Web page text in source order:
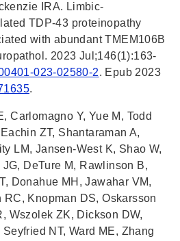
IRA. Limbic-
TDP-43 proteinopathy
with abundant TMEM106B
2023 Jul;146(1):163-
023-02580-2. Epub 2023
.
Carlomagno Y, Yue M, Todd
ZT, Shantaraman A,
LM, Jansen-West K, Shao W,
DeTure M, Rawlinson B,
Donahue MH, Jawahar VM,
RC, Knopman DS, Oskarsson
Wszolek ZK, Dickson DW,
NT, Ward ME, Zhang